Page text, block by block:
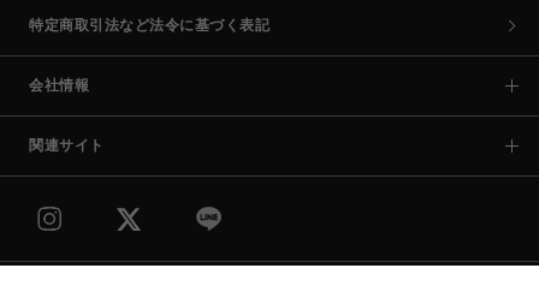
特定商取引法など法令に基づく表記
会社情報
関連サイト